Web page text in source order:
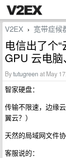
V2EX › 宽带症候
电信出了个“
GPU 云电
Bytutugreen at May
智家硬盘：
传输不限速，边缘
翼云？）
天然的局域网文件
客服说的：